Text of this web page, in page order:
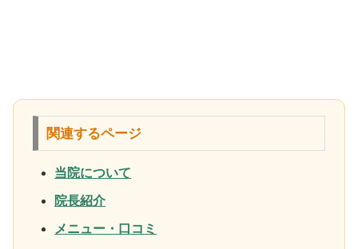
関連するページ
当院について
院長紹介
メニュー・口コミ